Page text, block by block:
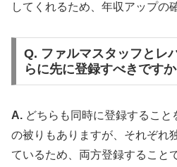
してくれるため、年収アップの
Q. ファルマスタッフとレ
らに先に登録すべきですか
A. どちらも同時に登録すること
の被りもありますが、それぞれ
ているため、両方登録すること